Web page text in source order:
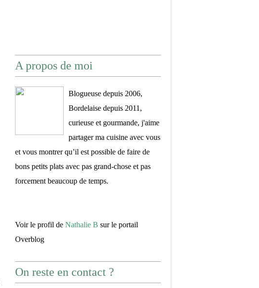
A propos de moi
Blogueuse depuis 2006,
Bordelaise depuis 2011,
curieuse et gourmande, j'aime
partager ma cuisine avec vous
et vous montrer qu’il est possible de faire de
bons petits plats avec pas grand-chose et pas
forcement beaucoup de temps.
Voir le profil de Nathalie B sur le portail
Overblog
On reste en contact ?